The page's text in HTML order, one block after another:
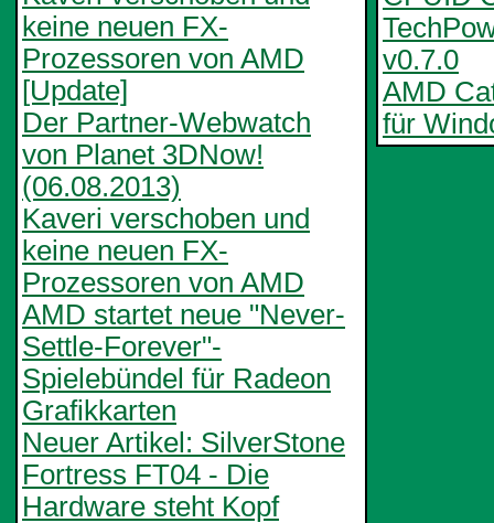
keine neuen FX-
Prozessoren von AMD
[Update]
Der Partner-Webwatch
von Planet 3DNow!
(06.08.2013)
Kaveri verschoben und
keine neuen FX-
Prozessoren von AMD
AMD startet neue "Never-
Settle-Forever"-
Spielebündel für Radeon
Grafikkarten
Neuer Artikel: SilverStone
Fortress FT04 - Die
Hardware steht Kopf
v0.7.0
AMD
für